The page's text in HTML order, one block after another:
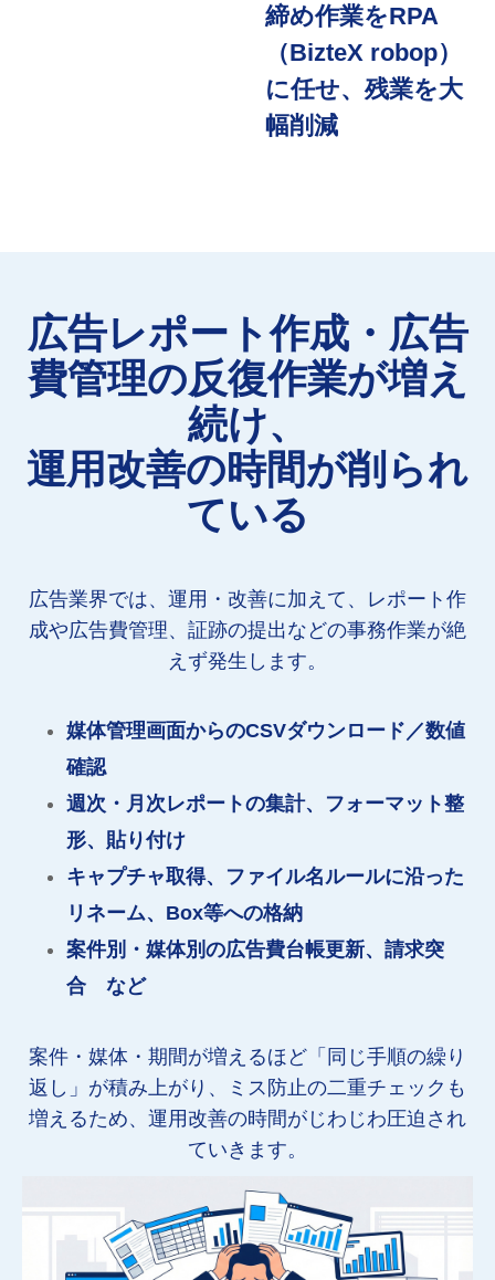
締め作業をRPA
（BizteX robop）
に任せ、残業を大
幅削減
広告レポート作成・広告
費管理の反復作業が増え
続け、
運用改善の時間が削られ
ている
広告業界では、運用・改善に加えて、レポート作
成や広告費管理、証跡の提出などの事務作業が絶
えず発生します。
媒体管理画面からのCSVダウンロード／数値
確認
週次・月次レポートの集計、フォーマット整
形、貼り付け
キャプチャ取得、ファイル名ルールに沿った
リネーム、Box等への格納
案件別・媒体別の広告費台帳更新、請求突
合 など
案件・媒体・期間が増えるほど「同じ手順の繰り
返し」が積み上がり、ミス防止の二重チェックも
増えるため、運用改善の時間がじわじわ圧迫され
ていきます。